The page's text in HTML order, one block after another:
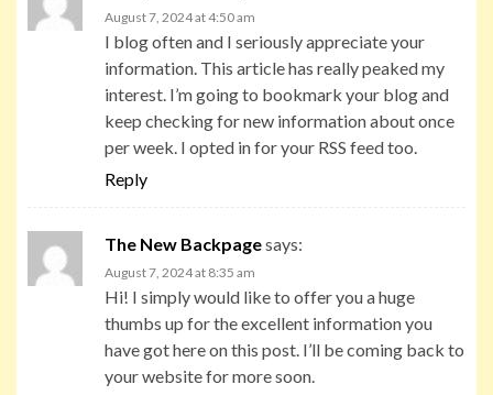
August 7, 2024 at 4:50 am
I blog often and I seriously appreciate your
information. This article has really peaked my
interest. I’m going to bookmark your blog and
keep checking for new information about once
per week. I opted in for your RSS feed too.
Reply
The New Backpagesays:
August 7, 2024 at 8:35 am
Hi! I simply would like to offer you a huge
thumbs up for the excellent information you
have got here on this post. I’ll be coming back to
your website for more soon.